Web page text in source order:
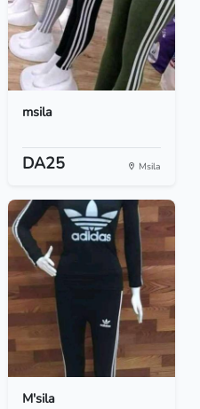
msila
DA25 Msila
M'sila